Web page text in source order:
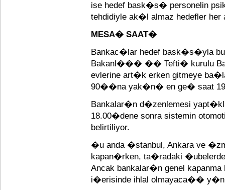
ise hedef bask�s� personelin
tehdidiyle ak�l almaz hedefler
MESA� SAAT�
Bankac�lar hedef bask�s�yla
Bakanl��� �� Tefti� kurulu
evlerine art�k erken gitmeye
90��na yak�n� en ge� saat
Bankalar�n d�zenlemesi
18.00�dene sonra sistemin
belirtiliyor.
�u anda �stanbul, Ankara ve
kapan�rken, ta�radaki
Ancak bankalar�n genel
i�erisinde ihlal olmayaca��